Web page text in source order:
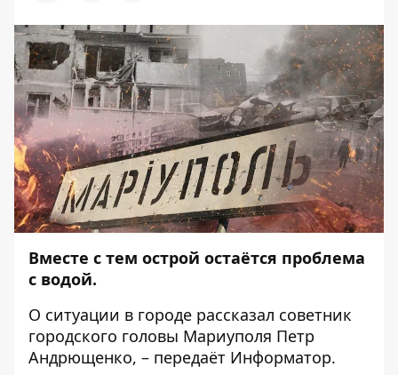
Вместе с тем острой остаётся проблема
с водой.
О ситуации в городе рассказал советник
городского головы Мариуполя Петр
Андрющенко, – передаёт Информатор.